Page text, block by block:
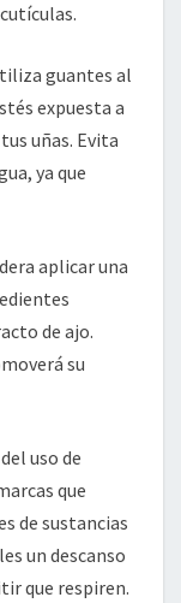
guantes al
expuesta a
uñas. Evita
ya que
aplicar una
de ajo.
su
uso de
que
de sustancias
un descanso
que respiren.